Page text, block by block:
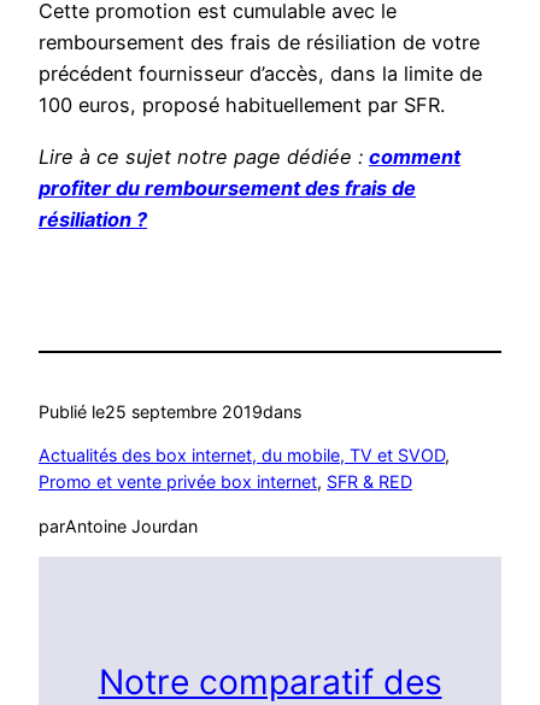
Cette promotion est cumulable avec le
remboursement des frais de résiliation de votre
précédent fournisseur d’accès, dans la limite de
100 euros, proposé habituellement par SFR.
Lire à ce sujet notre page dédiée : comment
profiter du remboursement des frais de
résiliation ?
Publié le25 septembre 2019dans
Actualités des box internet, du mobile, TV et SVOD
Promo et vente privée box internet, SFR & RED
parAntoine Jourdan
Notre comparatif des